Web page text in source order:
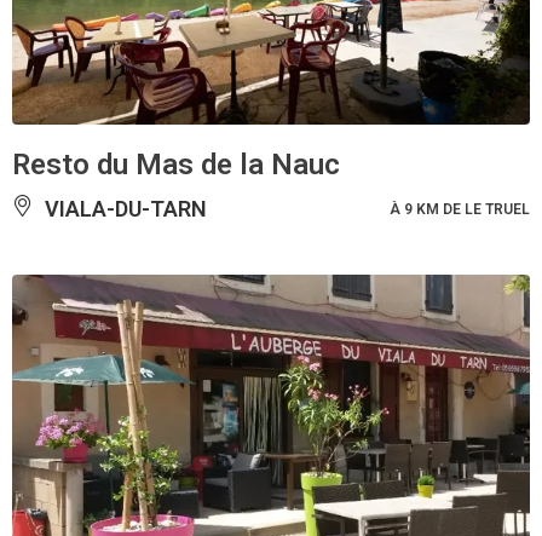
Resto du Mas de la Nauc
VIALA-DU-TARN À 9 KM DE LE TRUEL